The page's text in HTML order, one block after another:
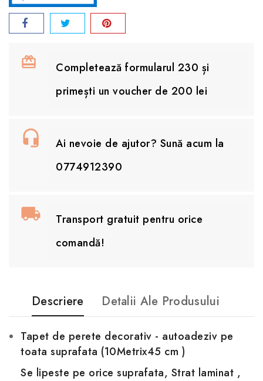
Completează formularul 230 și
primești un voucher de 200 lei
Ai nevoie de ajutor? Sună acum la
0774912390
Transport gratuit pentru orice
comandă!
Descriere Detalii Ale Produsului
Tapet de perete decorativ - autoadeziv pe
toata suprafata (10Metrix45 cm )
Se lipeste pe orice suprafata, Strat laminat ,